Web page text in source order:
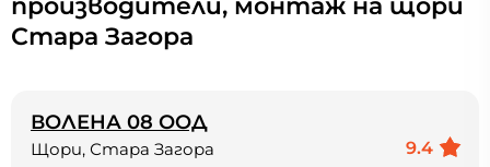
Стара Загора
ВОЛЕНА 08 ООД
9.4
Щори, Стара Загора